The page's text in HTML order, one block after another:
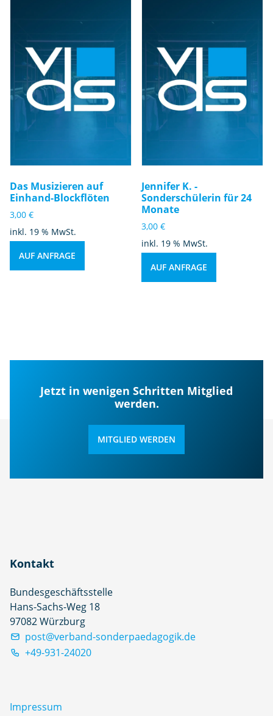
Das Musizieren auf
Einhand-Blockflöten
3,00 €
inkl. 19 % MwSt.
AUF ANFRAGE
Jennifer K. -
Sonderschülerin für 24
Monate
3,00€
inkl. 19 % MwSt.
AUF ANFRAGE
Jetzt in wenigen Schritten Mitglied
werden.
MITGLIED WERDEN
Kontakt
Bundesgeschäftsstelle
Hans-Sachs-Weg 18
97082 Würzburg
post@verband-sonderpaedagogik.de
+49-931-24020
Impressum